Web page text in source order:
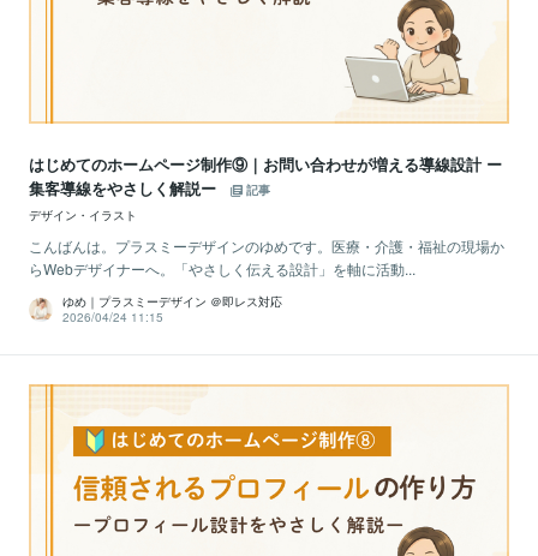
はじめてのホームページ制作⑨｜お問い合わせが増える導線設計 ー
集客導線をやさしく解説ー
記事
デザイン・イラスト
こんばんは。プラスミーデザインのゆめです。医療・介護・福祉の現場か
らWebデザイナーへ。「やさしく伝える設計」を軸に活動...
ゆめ｜プラスミーデザイン ＠即レス対応
2026/04/24 11:15